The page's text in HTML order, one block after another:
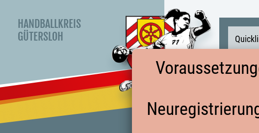
HANDBALLKREIS
GÜTERSLOH